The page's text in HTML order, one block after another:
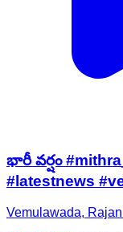
భారీ వర్షం
#latestnews
Vemulawada,